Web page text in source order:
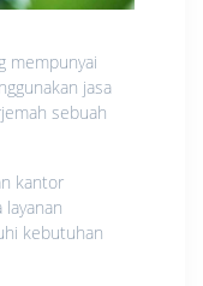
mempunyai
jasa
sebuah
kantor
kebutuhan